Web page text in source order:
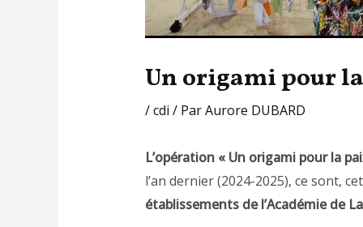
Un origami pour
/cdi / ParAurore DUBARD
L’opération « Un origami pour la
l’an dernier (2024-2025), ce sont,
établissements de l’Académie de